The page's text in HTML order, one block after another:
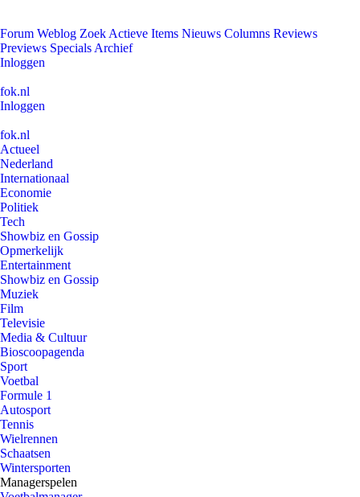
Forum Weblog Zoek Actieve Items Nieuws Columns Reviews
Previews Specials Archief
Inloggen
fok.nl
Inloggen
fok.nl
Actueel
Nederland
Internationaal
Economie
Politiek
Tech
Showbiz en Gossip
Opmerkelijk
Entertainment
Showbiz en Gossip
Muziek
Film
Televisie
Media & Cultuur
Bioscoopagenda
Sport
Voetbal
Formule 1
Autosport
Tennis
Wielrennen
Schaatsen
Wintersporten
Managerspelen